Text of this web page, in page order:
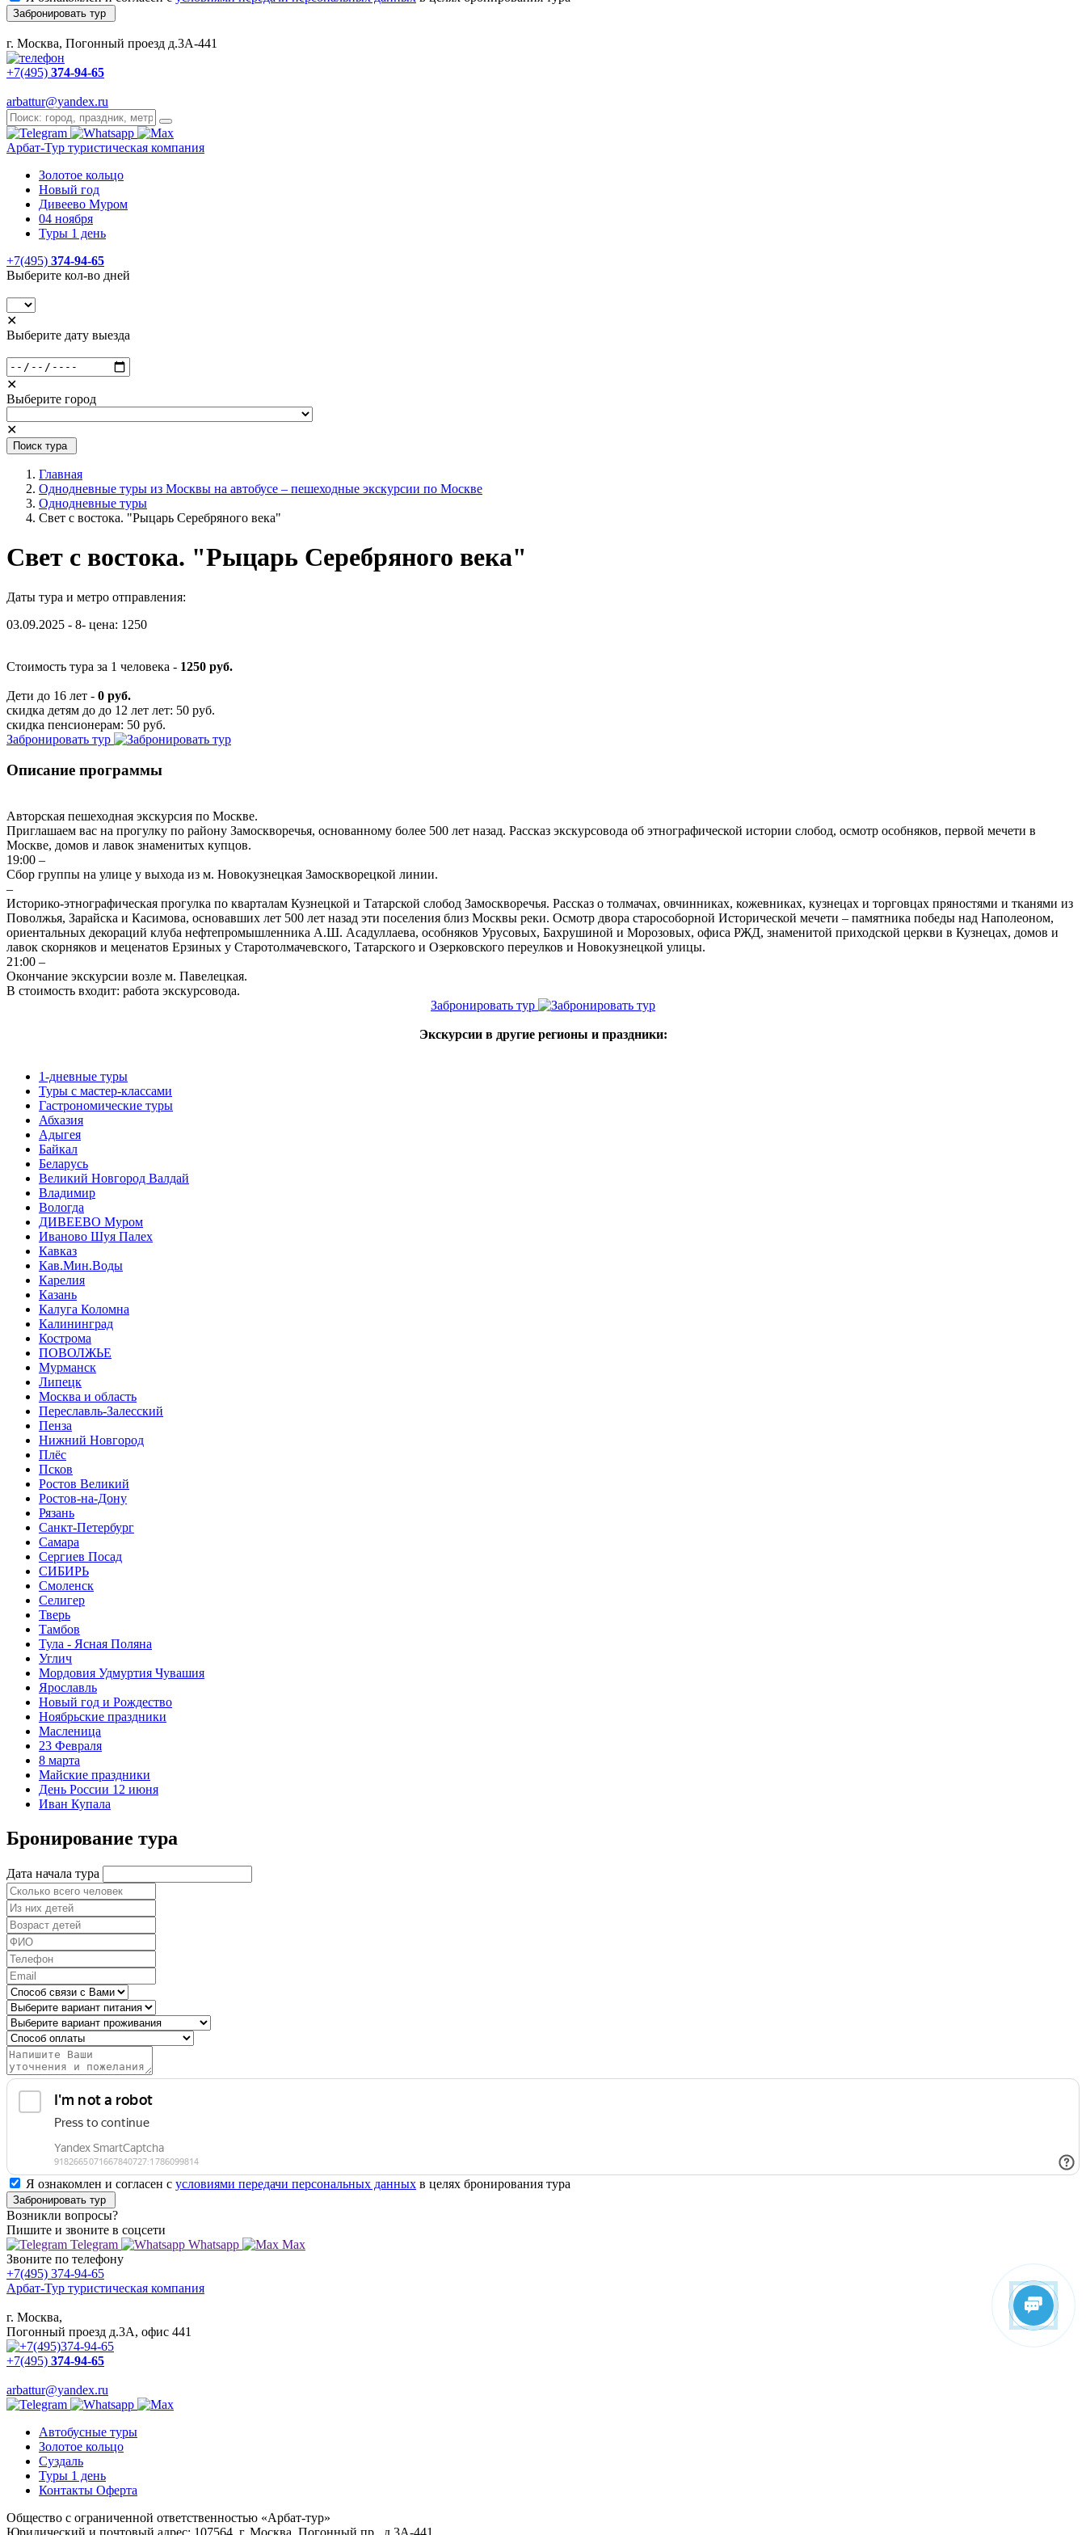
Забронировать тур
г. Москва, Погонный проезд д.3А-441
+7(495) 374-94-65
arbattur@yandex.ru
Арбат-Тур туристическая компания
Золотое кольцо
Новый год
Дивеево Муром
04 ноября
Туры 1 день
+7(495) 374-94-65
Выберите кол-во дней
✕
Выберите дату выезда
✕
Выберите город
✕
Поиск тура
Главная
Однодневные туры из Москвы на автобусе – пешеходные экскурсии по Москве
Однодневные туры
Свет с востока. "Рыцарь Серебряного века"
Свет с востока. "Рыцарь Серебряного века"
Даты тура и метро отправления:
03.09.2025 - 8- цена: 1250
Стоимость тура за 1 человека - 1250 руб.
Дети до 16 лет - 0 руб.
скидка детям до до 12 лет лет: 50 руб.
скидка пенсионерам: 50 руб.
Забронировать тур
Описание программы
Авторская пешеходная экскурсия по Москве.
Приглашаем вас на прогулку по району Замоскворечья, основанному более 500 лет назад. Рассказ экскурсовода об этнографической истории слобод, осмотр особняков, первой мечети в
Москве, домов и лавок знаменитых купцов.
19:00 –
Сбор группы на улице у выхода из м. Новокузнецкая Замоскворецкой линии.
–
Историко-этнографическая прогулка по кварталам Кузнецкой и Татарской слобод Замоскворечья. Рассказ о толмачах, овчинниках, кожевниках, кузнецах и торговцах пряностями и тканями из
Поволжья, Зарайска и Касимова, основавших лет 500 лет назад эти поселения близ Москвы реки. Осмотр двора старособорной Исторической мечети – памятника победы над Наполеоном,
ориентальных декораций клуба нефтепромышленника А.Ш. Асадуллаева, особняков Урусовых, Бахрушиной и Морозовых, офиса РЖД, знаменитой приходской церкви в Кузнецах, домов и
лавок скорняков и меценатов Ерзиных у Старотолмачевского, Татарского и Озерковского переулков и Новокузнецкой улицы.
21:00 –
Окончание экскурсии возле м. Павелецкая.
В стоимость входит: работа экскурсовода.
Забронировать тур
Экскурсии в другие регионы и праздники:
1-дневные туры
Туры с мастер-классами
Гастрономические туры
Абхазия
Адыгея
Байкал
Беларусь
Великий Новгород Валдай
Владимир
Вологда
ДИВЕЕВО Муром
Иваново Шуя Палех
Кавказ
Кав.Мин.Воды
Карелия
Казань
Калуга Коломна
Калининград
Кострома
ПОВОЛЖЬЕ
Мурманск
Липецк
Москва и область
Переславль-Залесский
Пенза
Нижний Новгород
Плёс
Псков
Ростов Великий
Ростов-на-Дону
Рязань
Санкт-Петербург
Самара
Сергиев Посад
СИБИРЬ
Смоленск
Селигер
Тверь
Тамбов
Тула - Ясная Поляна
Углич
Мордовия Удмуртия Чувашия
Ярославль
Новый год и Рождество
Ноябрьские праздники
Масленица
23 Февраля
8 марта
Майские праздники
День России 12 июня
Иван Купала
Бронирование тура
Дата начала тура
Я ознакомлен и согласен с условиями передачи персональных данных в целях бронирования тура
Забронировать тур
Возникли вопросы?
Пишите и звоните в соцсети
Telegram
Whatsapp
Max
Звоните по телефону
+7(495) 374-94-65
Арбат-Тур туристическая компания
г. Москва,
Погонный проезд д.3А, офис 441
+7(495) 374-94-65
arbattur@yandex.ru
Автобусные туры
Золотое кольцо
Суздаль
Туры 1 день
Контакты Оферта
Общество с ограниченной ответственностью «Арбат-тур»
Юридический и почтовый адрес: 107564, г. Москва, Погонный пр., д.3А-441